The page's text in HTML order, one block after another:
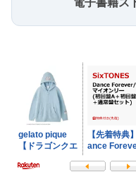
電子書籍ス